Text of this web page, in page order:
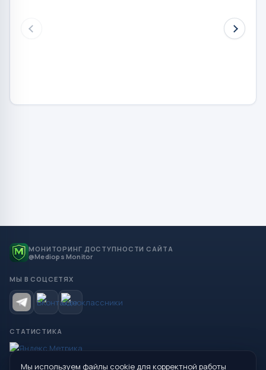
МОНИТОРИНГ ДОСТУПНОСТИ САЙТА
@Mediops Monitor
МЫ В СОЦСЕТЯХ
СТАТИСТИКА
Мы используем файлы cookie для корректной работы